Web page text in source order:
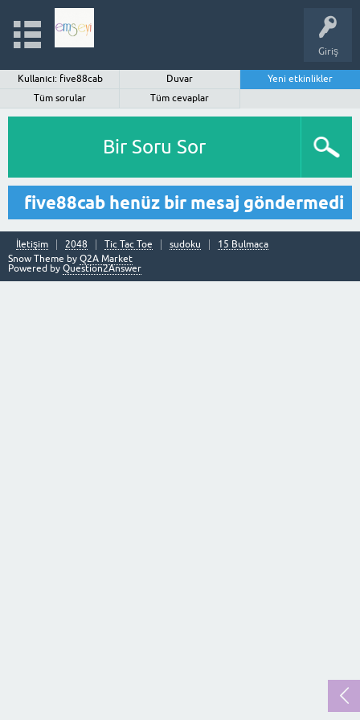
Giriş
Kullanıcı: five88cab Duvar
Yeni etkinlikler
Tüm sorular
Tüm cevaplar
Bir Soru Sor
five88cab henüz bir mesaj göndermedi
İletişim 2048 Tic Tac Toe sudoku
15 Bulmaca
Snow Theme by Q2A Market
Powered by Question2Answer